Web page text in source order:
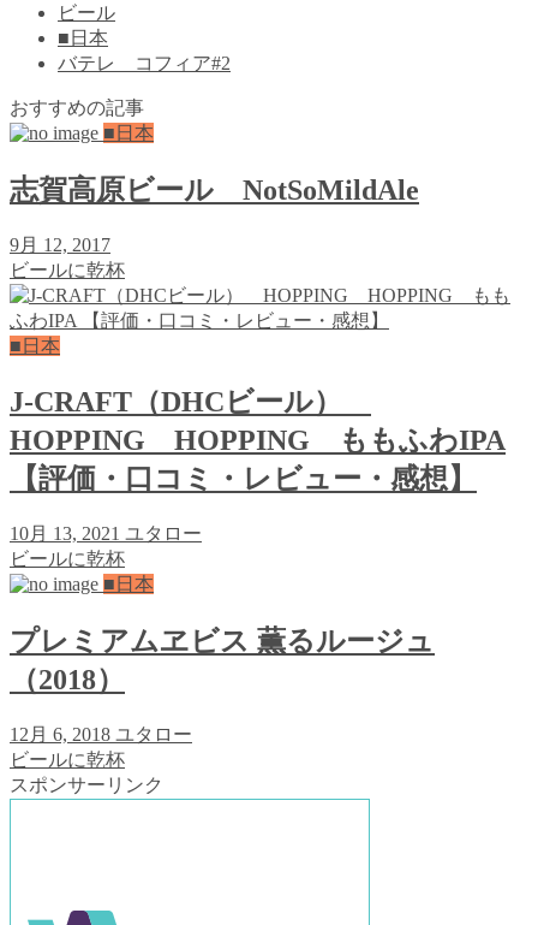
ビール
■日本
バテレ コフィア#2
おすすめの記事
■日本
志賀高原ビール NotSoMildAle
9月 12, 2017
ビールに乾杯
■日本
J-CRAFT（DHCビール）
HOPPING HOPPING ももふわIPA
【評価・口コミ・レビュー・感想】
10月 13, 2021 ユタロー
ビールに乾杯
■日本
プレミアムヱビス 薫るルージュ
（2018）
12月 6, 2018 ユタロー
ビールに乾杯
スポンサーリンク